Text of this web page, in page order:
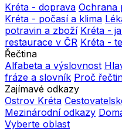
Kréta - doprava Ochrana
Kréta - počasí a klima
potravin a zboží Kréta -
restaurace v ČR Kréta -
Řečtina
Alfabeta a výslovnost
fráze a slovník Proč
Zajímavé odkazy
Ostrov Kréta
Mezinárodní odkazy
Vyberte oblast